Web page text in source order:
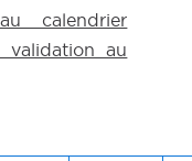
calendrier
validation au